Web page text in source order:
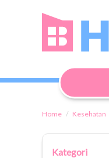
Home Kesehatan
Kategori